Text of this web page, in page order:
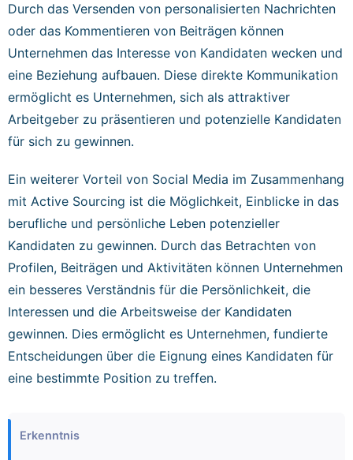
Durch das Versenden von personalisierten Nachrichten
oder das Kommentieren von Beiträgen können
Unternehmen das Interesse von Kandidaten wecken und
eine Beziehung aufbauen. Diese direkte Kommunikation
ermöglicht es Unternehmen, sich als attraktiver
Arbeitgeber zu präsentieren und potenzielle Kandidaten
für sich zu gewinnen.
Ein weiterer Vorteil von Social Media im Zusammenhang
mit Active Sourcing ist die Möglichkeit, Einblicke in das
berufliche und persönliche Leben potenzieller
Kandidaten zu gewinnen. Durch das Betrachten von
Profilen, Beiträgen und Aktivitäten können Unternehmen
ein besseres Verständnis für die Persönlichkeit, die
Interessen und die Arbeitsweise der Kandidaten
gewinnen. Dies ermöglicht es Unternehmen, fundierte
Entscheidungen über die Eignung eines Kandidaten für
eine bestimmte Position zu treffen.
Erkenntnis